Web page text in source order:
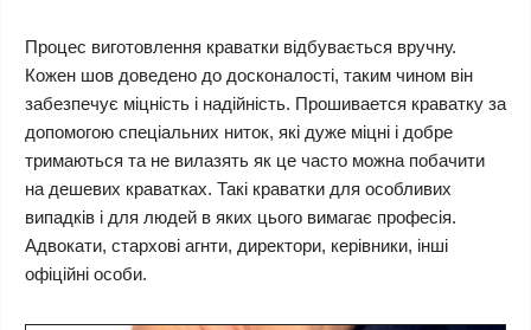
Процес виготовлення краватки відбувається вручну.
Кожен шов доведено до досконалості, таким чином він
забезпечує міцність і надійність. Прошивается краватку за
допомогою спеціальних ниток, які дуже міцні і добре
тримаються та не вилазять як це часто можна побачити
на дешевих краватках. Такі краватки для особливих
випадків і для людей в яких цього вимагає професія.
Адвокати, стархові агнти, директори, керівники, інші
офіційні особи.